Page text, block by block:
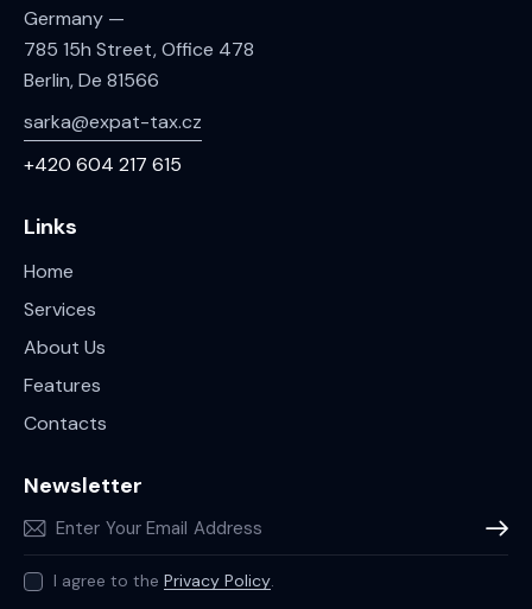
Germany —
785 15h Street, Office 478
Berlin, De 81566
sarka@expat-tax.cz
+420 604 217 615
Links
Home
Services
About Us
Features
Contacts
Newsletter
I agree to the Privacy Policy.